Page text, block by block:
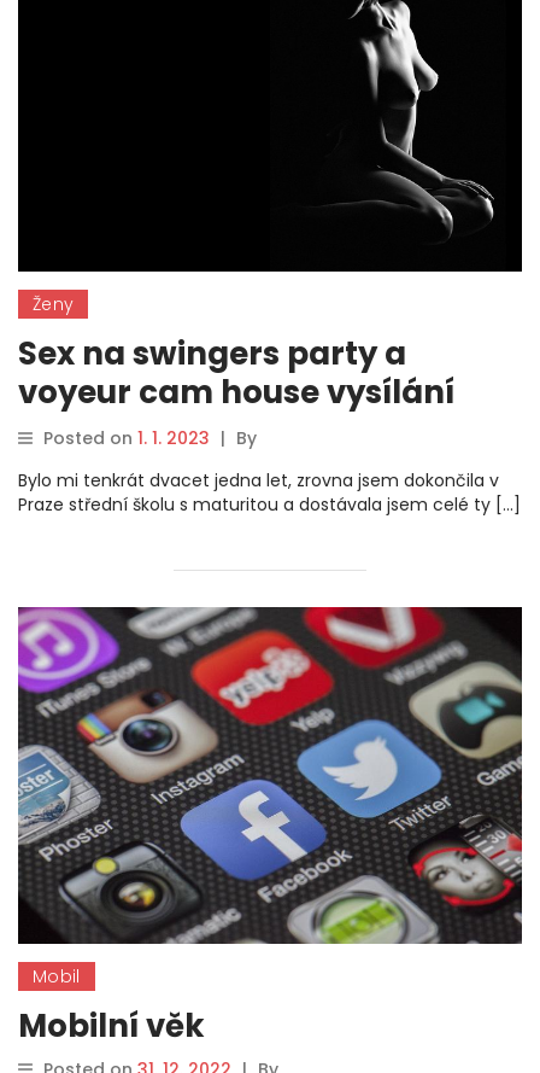
Ženy
Sex na swingers party a
voyeur cam house vysílání
živě
Posted on 1. 1. 2023 | By
Bylo mi tenkrát dvacet jedna let, zrovna jsem dokončila v
Praze střední školu s maturitou a dostávala jsem celé ty […]
Mobil
Mobilní věk